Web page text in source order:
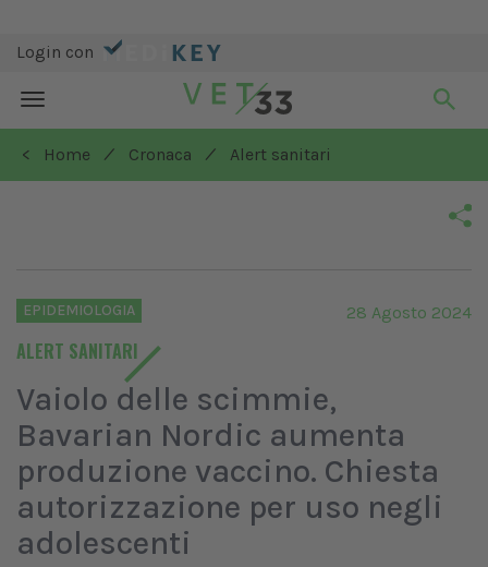
Login con
Toggle
navigation
< Home
/ Cronaca / Alert sanitari
EPIDEMIOLOGIA
ALERT SANITARI
28 Agosto 2024
Vaiolo delle scimmie,
Bavarian Nordic aumenta
produzione vaccino. Chiesta
autorizzazione per uso negli
adolescenti